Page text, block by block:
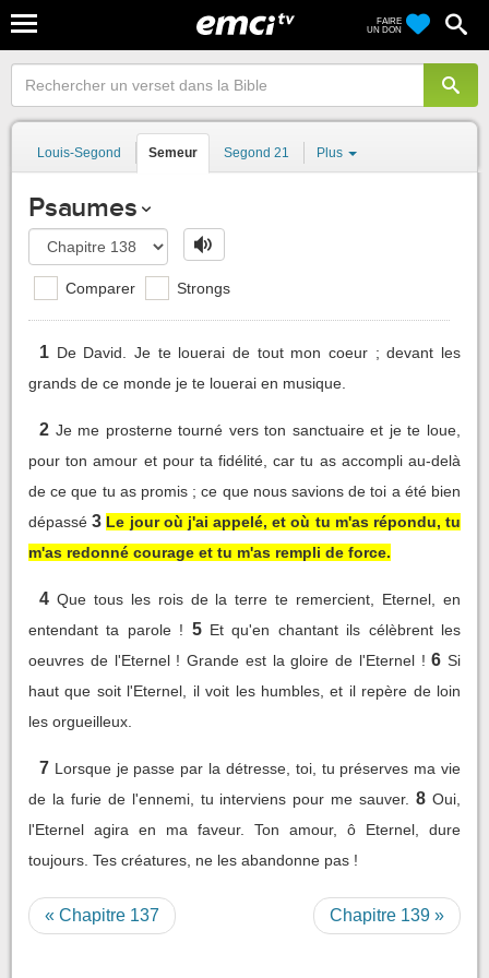
FAIRE
UN DON
Louis-Segond Semeur Segond 21 Plus
Psaumes
Comparer Strongs
1 De David. Je te louerai de tout mon coeur ; devant les
grands de ce monde je te louerai en musique.
2 Je me prosterne tourné vers ton sanctuaire et je te loue,
pour ton amour et pour ta fidélité, car tu as accompli au-delà
de ce que tu as promis ; ce que nous savions de toi a été bien
dépassé 3 Le jour où j'ai appelé, et où tu m'as répondu, tu
m'as redonné courage et tu m'as rempli de force.
4 Que tous les rois de la terre te remercient, Eternel, en
entendant ta parole ! 5 Et qu'en chantant ils célèbrent les
oeuvres de l'Eternel ! Grande est la gloire de l'Eternel ! 6 Si
haut que soit l'Eternel, il voit les humbles, et il repère de loin
les orgueilleux.
7 Lorsque je passe par la détresse, toi, tu préserves ma vie
de la furie de l'ennemi, tu interviens pour me sauver. 8 Oui,
l'Eternel agira en ma faveur. Ton amour, ô Eternel, dure
toujours. Tes créatures, ne les abandonne pas !
« Chapitre 137 Chapitre 139 »